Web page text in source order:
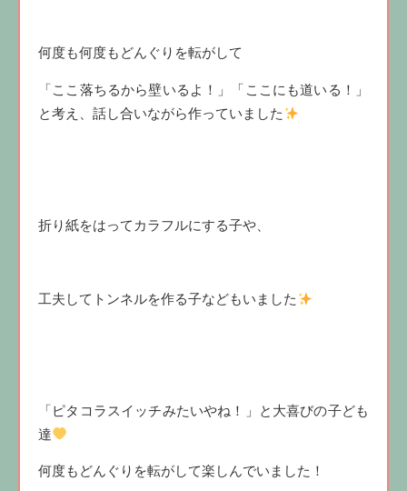
何度も何度もどんぐりを転がして
「ここ落ちるから壁いるよ！」「ここにも道いる！」
と考え、話し合いながら作っていました
折り紙をはってカラフルにする子や、
工夫してトンネルを作る子などもいました
「ピタコラスイッチみたいやね！」と大喜びの子ども
達
何度もどんぐりを転がして楽しんでいました！